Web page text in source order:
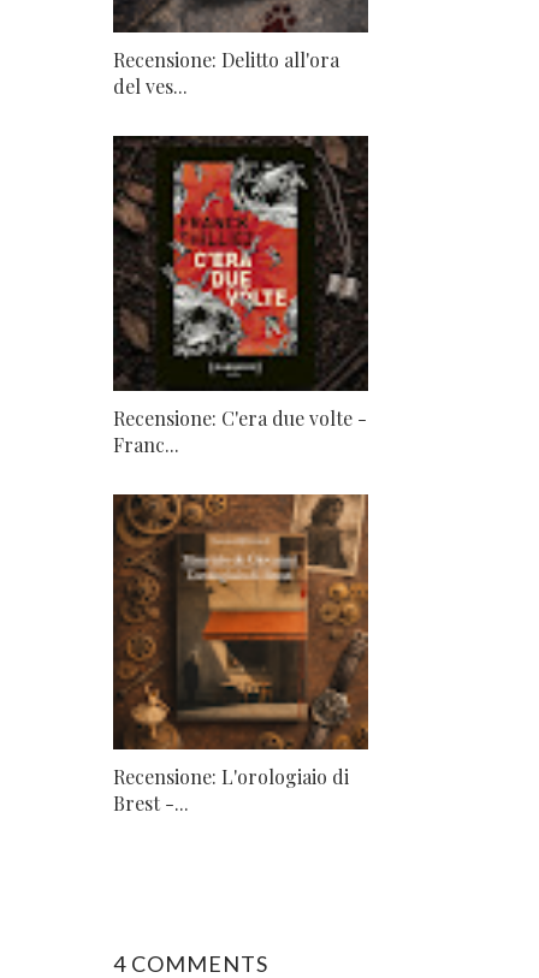
Recensione: Delitto all'ora
del ves...
Recensione: C'era due volte -
Franc...
Recensione: L'orologiaio di
Brest -...
4 COMMENTS